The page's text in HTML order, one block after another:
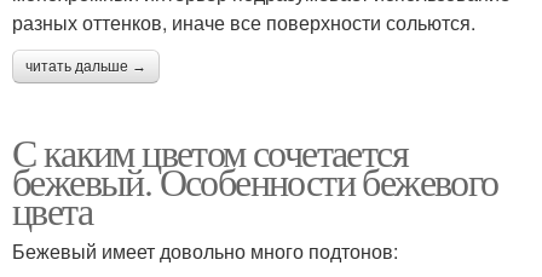
разных оттенков, иначе все поверхности сольются.
читать дальше →
С каким цветом сочетается
бежевый. Особенности бежевого
цвета
Бежевый имеет довольно много подтонов: